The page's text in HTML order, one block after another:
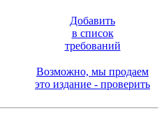
Добавить
в список
требований
Возможно, мы продаем
это издание - проверить